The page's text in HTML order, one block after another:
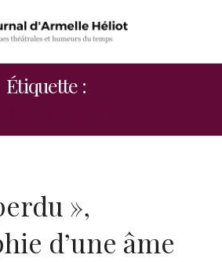
Étiquette :
»,
d’une âme